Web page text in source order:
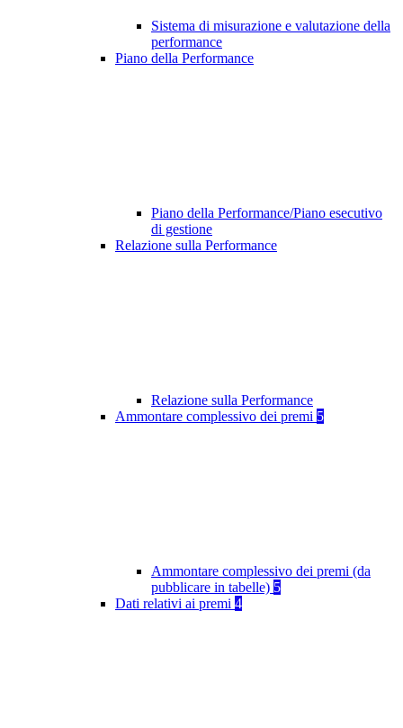
Sistema di misurazione e valutazione della
performance
Piano della Performance
Piano della Performance/Piano esecutivo
di gestione
Relazione sulla Performance
Relazione sulla Performance
Ammontare complessivo dei premi 5
Ammontare complessivo dei premi (da
pubblicare in tabelle) 5
Dati relativi ai premi 4